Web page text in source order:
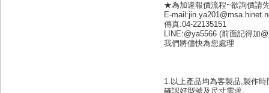
★為加速報價流程~欲詢價請
E-
傳真:04-22135151
LINE:@ya5566 (前面記得加
我們將儘快為您處理
1.以上產品均為客製品,製作
確認好型號及尺寸需求。